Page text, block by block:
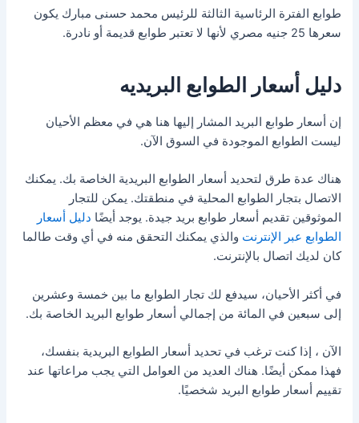
طوابع الفترة الرئاسية الثالثة للرئيس محمد حسنى مبارك يكون
سعرها 25 جنيه مصري لأنها لا تعتبر طوابع قديمة أو نادرة.
دليل أسعار الطوابع البريديه
إن أسعار طوابع البريد المشار إليها هنا هي في معظم الأحيان
ليست الطوابع الموجودة في السوق الآن.
هناك عدة طرق لتحديد أسعار الطوابع البريدية الخاصة بك. يمكنك
الاتصال بتجار الطوابع المحلية في منطقتك. يمكن للتجار
الموثوقين تقديم أسعار طوابع بريد جيدة. يوجد أيضًا دليل أسعار
الطوابع عبر الإنترنت والذي يمكنك التحقق منه في أي وقت طالما
كان لديك اتصال بالإنترنت.
في أكثر الأحيان، سيدفع لك تجار الطوابع ما بين خمسة وعشرين
إلى سبعين في المائة من إجمالي أسعار طوابع البريد الخاصة بك.
الآن ، إذا كنت ترغب في تحديد أسعار الطوابع البريدية بنفسك،
فهذا ممكن أيضًا. هناك العديد من العوامل التي يجب مراعاتها عند
تقييم أسعار طوابع البريد شخصيًا.